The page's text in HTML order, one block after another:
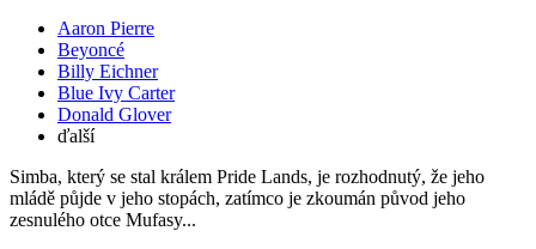
Aaron Pierre
Beyoncé
Billy Eichner
Blue Ivy Carter
Donald Glover
ďalší
Simba, který se stal králem Pride Lands, je rozhodnutý, že jeho
mládě půjde v jeho stopách, zatímco je zkoumán původ jeho
zesnulého otce Mufasy...